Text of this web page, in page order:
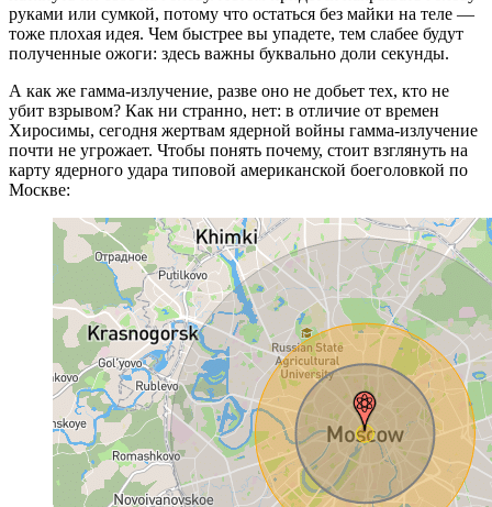
руками или сумкой, потому что остаться без майки на теле —
тоже плохая идея. Чем быстрее вы упадете, тем слабее будут
полученные ожоги: здесь важны буквально доли секунды.
А как же гамма-излучение, разве оно не добьет тех, кто не
убит взрывом? Как ни странно, нет: в отличие от времен
Хиросимы, сегодня жертвам ядерной войны гамма-излучение
почти не угрожает. Чтобы понять почему, стоит взглянуть на
карту ядерного удара типовой американской боеголовкой по
Москве: